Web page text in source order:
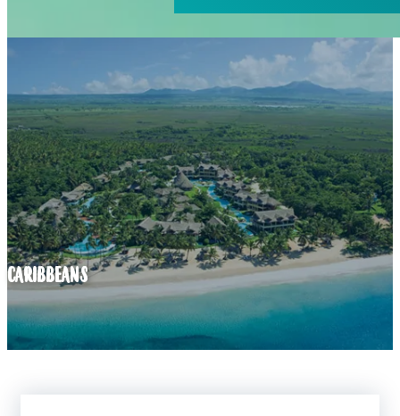
CARIBBEANS